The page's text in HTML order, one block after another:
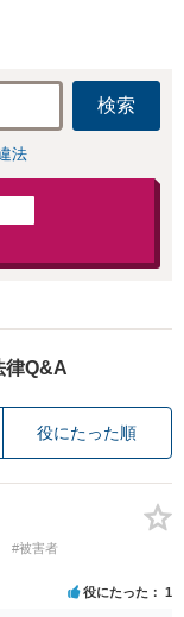
検索
法
律Q&A
役にたった順
#被害者
役にたった 1